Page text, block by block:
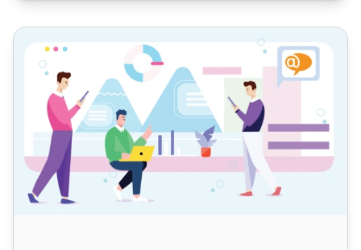
Живой чат для корпоративных предприятий | LiveAgent